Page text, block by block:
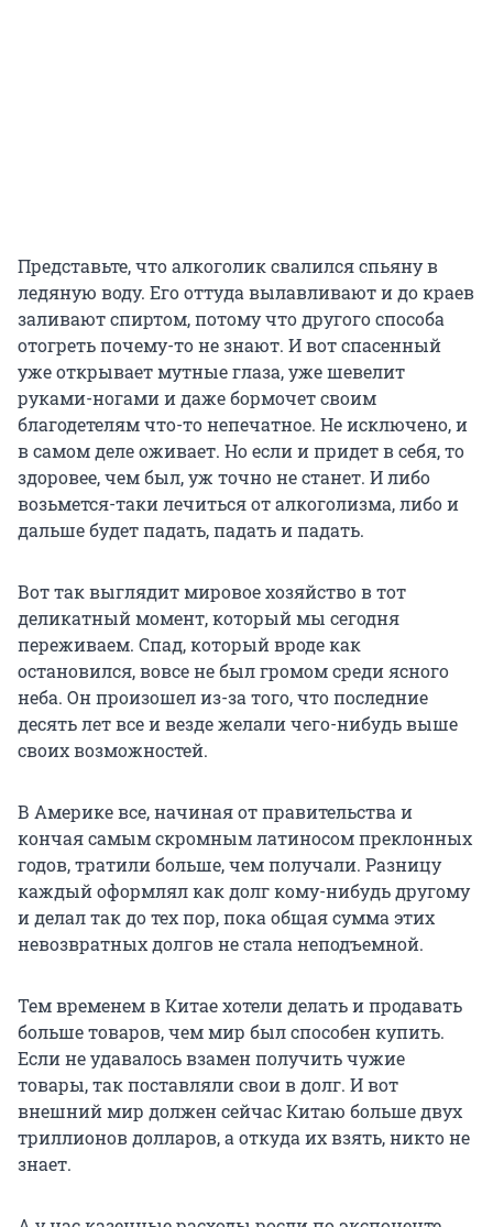
Представьте, что алкоголик свалился спьяну в
ледяную воду. Его оттуда вылавливают и до краев
заливают спиртом, потому что другого способа
отогреть почему-то не знают. И вот спасенный
уже открывает мутные глаза, уже шевелит
руками-ногами и даже бормочет своим
благодетелям что-то непечатное. Не исключено, и
в самом деле оживает. Но если и придет в себя, то
здоровее, чем был, уж точно не станет. И либо
возьмется-таки лечиться от алкоголизма, либо и
дальше будет падать, падать и падать.
Вот так выглядит мировое хозяйство в тот
деликатный момент, который мы сегодня
переживаем. Спад, который вроде как
остановился, вовсе не был громом среди ясного
неба. Он произошел из-за того, что последние
десять лет все и везде желали чего-нибудь выше
своих возможностей.
В Америке все, начиная от правительства и
кончая самым скромным латиносом преклонных
годов, тратили больше, чем получали. Разницу
каждый оформлял как долг кому-нибудь другому
и делал так до тех пор, пока общая сумма этих
невозвратных долгов не стала неподъемной.
Тем временем в Китае хотели делать и продавать
больше товаров, чем мир был способен купить.
Если не удавалось взамен получить чужие
товары, так поставляли свои в долг. И вот
внешний мир должен сейчас Китаю больше двух
триллионов долларов, а откуда их взять, никто не
знает.